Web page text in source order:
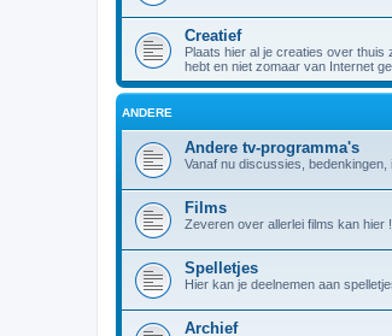
Creatief
Plaats hier al je creaties over
hebt en niet zomaar van Internet
ANDERE
Andere tv-programma's
Vanaf nu discussies,
Films
Zeveren over allerlei films kan hier !
Spelletjes
Hier kan je deelnemen aan
Archief